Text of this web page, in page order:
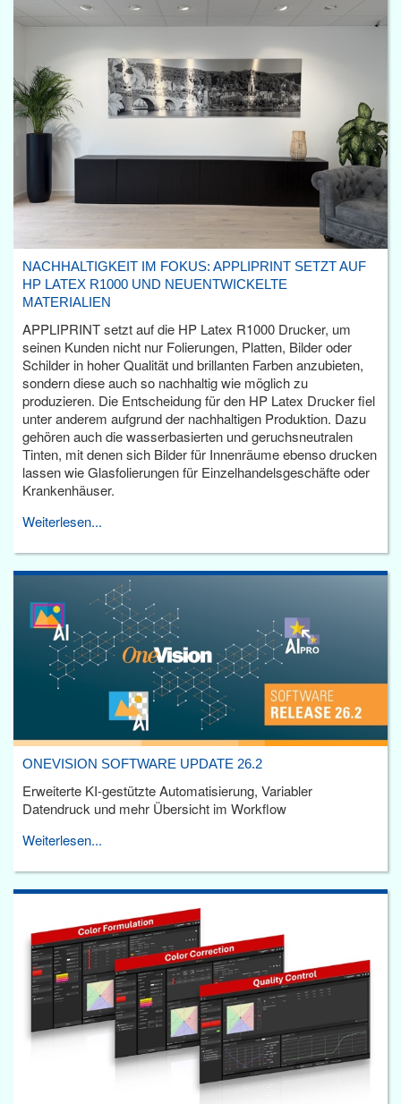
NACHHALTIGKEIT IM FOKUS: APPLIPRINT SETZT AUF
HP LATEX R1000 UND NEUENTWICKELTE
MATERIALIEN
APPLIPRINT setzt auf die HP Latex R1000 Drucker, um
seinen Kunden nicht nur Folierungen, Platten, Bilder oder
Schilder in hoher Qualität und brillanten Farben anzubieten,
sondern diese auch so nachhaltig wie möglich zu
produzieren. Die Entscheidung für den HP Latex Drucker fiel
unter anderem aufgrund der nachhaltigen Produktion. Dazu
gehören auch die wasserbasierten und geruchsneutralen
Tinten, mit denen sich Bilder für Innenräume ebenso drucken
lassen wie Glasfolierungen für Einzelhandelsgeschäfte oder
Krankenhäuser.
Weiterlesen...
ONEVISION SOFTWARE UPDATE 26.2
Erweiterte KI-gestützte Automatisierung, Variabler
Datendruck und mehr Übersicht im Workflow
Weiterlesen...